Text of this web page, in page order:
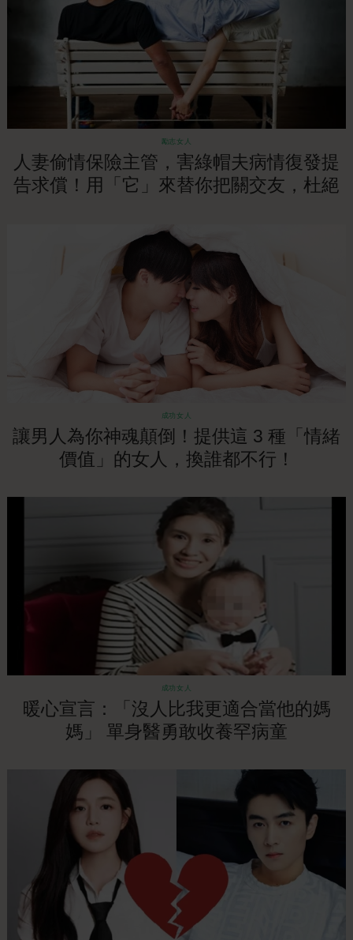
勵志女人
人妻偷情保險主管，害綠帽夫病情復發提
告求償！用「它」來替你把關交友，杜絕
成功女人
讓男人為你神魂顛倒！提供這 3 種「情緒
價值」的女人，換誰都不行！
成功女人
暖心宣言：「沒人比我更適合當他的媽
媽」 單身醫勇敢收養罕病童